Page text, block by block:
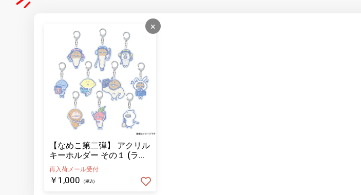
×
【なめこ第二弾】 アクリル
キーホルダー その１ (ラン
ダム10種)
再入荷メール受付
￥1,000 (税込)